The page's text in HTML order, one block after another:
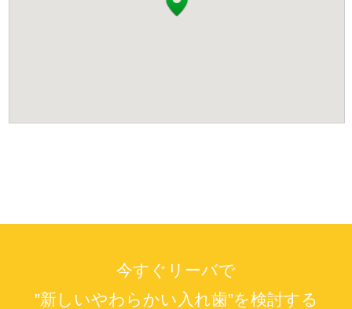
今すぐリーバで
”新しいやわらかい入れ歯”を検討する